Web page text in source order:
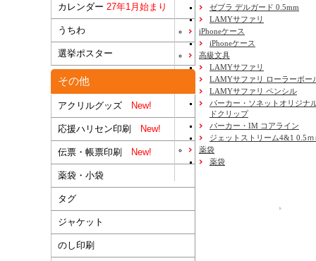
カレンダー 27年1月始まり
うちわ
選挙ポスター
その他
アクリルグッズ New!
応援ハリセン印刷 New!
伝票・帳票印刷 New!
薬袋・小袋
タグ
ジャケット
のし印刷
ゼブラ デルガード 0.5mm
LAMYサファリ
iPhoneケース
iPhoneケース
高級文具
LAMYサファリ
LAMYサファリ ローラーボー
LAMYサファリ ペンシル
パーカー・ソネットオリジナ
ドクリップ
パーカー・IM コアライン
ジェットストリーム4&1 0.5ｍ
薬袋
薬袋